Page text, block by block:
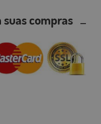
compras